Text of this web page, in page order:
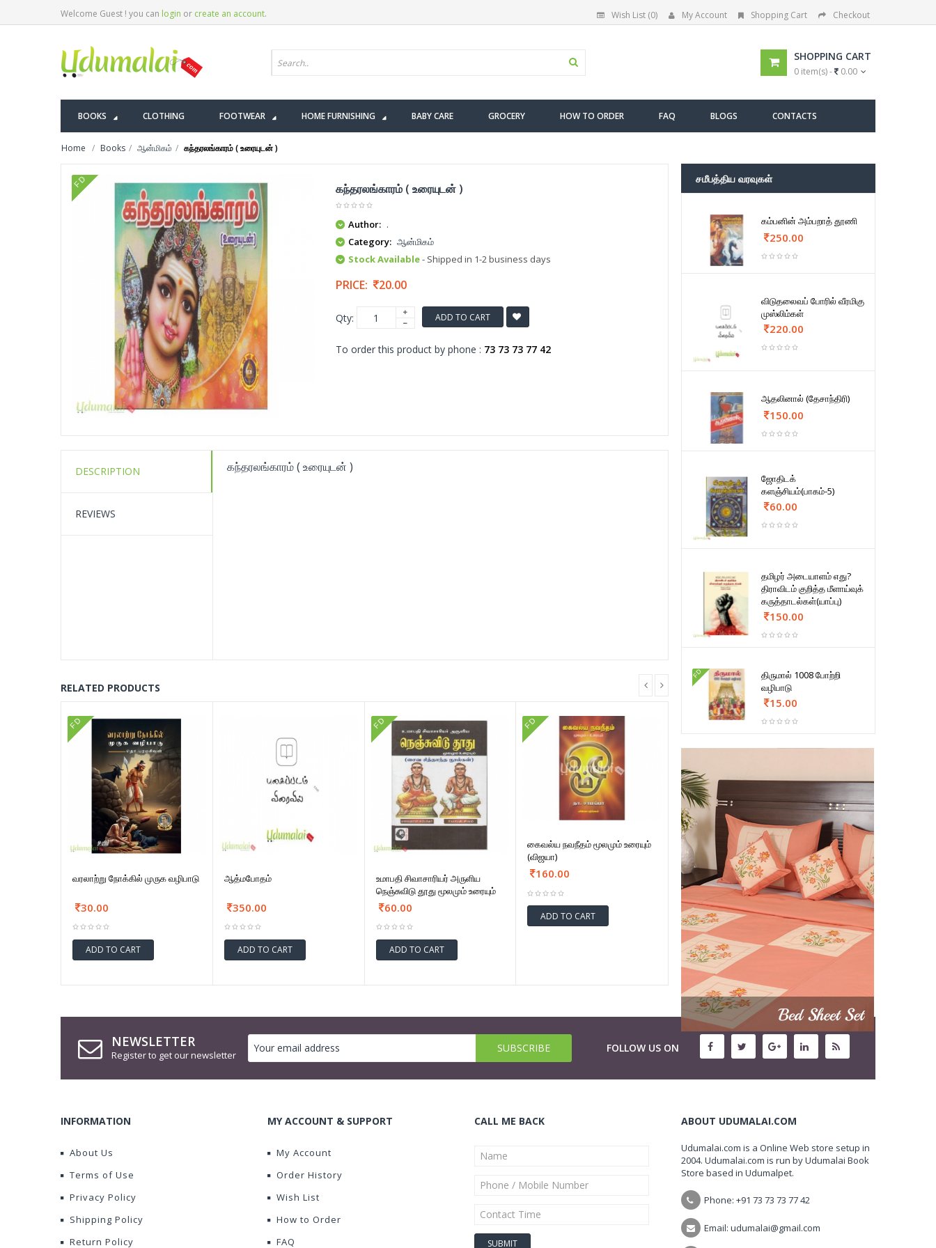
Welcome Guest ! you can login or create an account. Wish List (0) My Account Shopping Cart Checkout
SHOPPING CART
0 item(s) - 0.00
BOOKS CLOTHING FOOTWEAR HOME FURNISHING BABY CARE GROCERY HOW TO ORDER FAQ BLOGS CONTACTS
Home Books ஆன்மிகம் கந்தரலங்காரம் ( உரையுடன் )
FD கந்தரலங்காரம் ( உரையுடன் )
Author: .
Category: ஆன்மிகம்
Stock Available- Shipped in 1-2 business days
PRICE: 20.00
Qty: ADD TO CART
To order this product by phone : 73 73 73 77 42
DESCRIPTION
REVIEWS
கந்தரலங்காரம் ( உரையுடன் )
RELATED PRODUCTS
FD
வரலாற்று நோக்கில் முருக வழிபாடு
30.00
ADD TO CART
ஆத்மபோதம்
350.00
ADD TO CART
FD
உமாபதி சிவாசாரியர் அருளிய
நெஞ்சுவிடு தூது மூலமும் உரையும்
60.00
ADD TO CART
FD
கைவல்ய நவநீதம் மூலமும் உரையும்
(விஜயா)
160.00
ADD TO CART
சமீபத்திய வரவுகள்
கம்பனின் அம்பறாத் தூணி
250.00
விடுதலைவப் போரில் வீரமிகு
முஸ்லிம்கள்
220.00
ஆதலினால் (தேசாந்திரி)
150.00
ஜோதிடக்
களஞ்சியம்(பாகம்-5)
60.00
தமிழர் அடையாளம் எது?
திராவிடம் குறித்த மீளாய்வுக்
கருத்தாடல்கள்(யாப்பு)
150.00
FD
திருமால் 1008 போற்றி
வழிபாடு
15.00
NEWSLETTER
Register to get our newsletter
FOLLOW US ON
INFORMATION
About Us
Terms of Use
Privacy Policy
Shipping Policy
Return Policy
MY ACCOUNT & SUPPORT
My Account
Order History
Wish List
How to Order
FAQ
CALL ME BACK ABOUT UDUMALAI.COM
Udumalai.com is a Online Web store setup in
2004. Udumalai.com is run by Udumalai Book
Store based in Udumalpet.
Phone: +91 73 73 73 77 42
Email: udumalai@gmail.com